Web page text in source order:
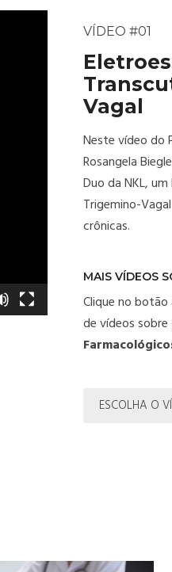
VÍDEO #01
Vagal
Neste vídeo do
Rosangela
Duo da NKL,
Trigemino-
crônicas.
MAIS VÍDEOS
Clique no
de vídeos sobre
ESCOLHA O